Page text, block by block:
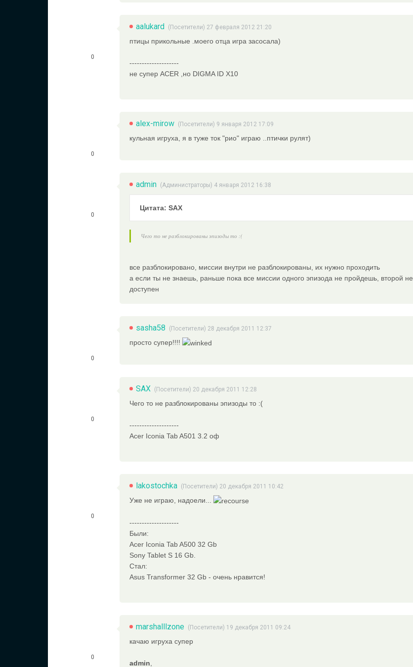
0
aalukard (Посетители) 27 февраля 2012 21:20
птицы прикольные .моего отца игра засосала)
--------------------
не супер ACER ,но DIGMA ID X10
0
alex-mirow (Посетители) 9 января 2012 17:09
кульная игруха, я в туже ток "рио" играю ..птички рулят)
0
admin (Администраторы) 4 января 2012 16:38
Цитата: SAX
Чего то не разблокированы эпизоды то :(
все разблокировано, миссии внутри не разблокированы, их нужно проходить
а если ты не знаешь, раньше пока все миссии одного эпизода не пройдешь, второй не
доступен
0
sasha58 (Посетители) 28 декабря 2011 12:37
просто супер!!!!
0
SAX (Посетители) 20 декабря 2011 12:28
Чего то не разблокированы эпизоды то :(
--------------------
Acer Iconia Tab A501 3.2 оф
0
lakostochka (Посетители) 20 декабря 2011 10:42
Уже не играю, надоели...
--------------------
Были:
Acer Iconia Tab A500 32 Gb
Sony Tablet S 16 Gb.
Стал:
Asus Transformer 32 Gb - очень нравится!
0
marshalllzone (Посетители) 19 декабря 2011 09:24
качаю игруха супер
admin